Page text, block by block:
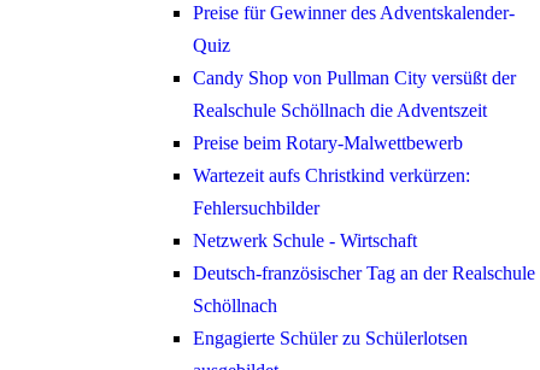
Preise für Gewinner des Adventskalender-
Quiz
Candy Shop von Pullman City versüßt der
Realschule Schöllnach die Adventszeit
Preise beim Rotary-Malwettbewerb
Wartezeit aufs Christkind verkürzen:
Fehlersuchbilder
Netzwerk Schule - Wirtschaft
Deutsch-französischer Tag an der Realschule
Schöllnach
Engagierte Schüler zu Schülerlotsen